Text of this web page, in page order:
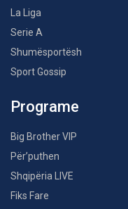
La Liga
Serie A
Shumësportësh
Sport Gossip
Programe
Big Brother VIP
Për’puthen
Shqipëria LIVE
Fiks Fare